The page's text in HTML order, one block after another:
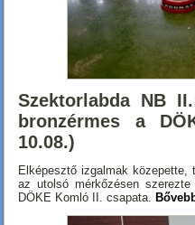
Szektorlabda NB
bronzérmes a
10.08.)
Elképesztő izgalmak közepette,
az utolsó mérkőzésen
DÖKE Komló II. csapata.